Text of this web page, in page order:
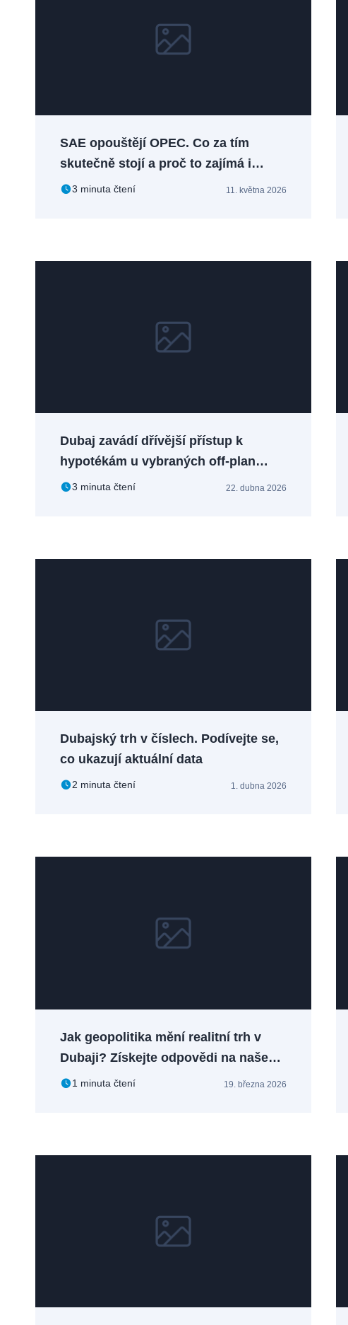
SAE opouštějí OPEC. Co za tím
skutečně stojí a proč to zajímá i
dubajský realitní trhy
3 minuta čtení 11. května 2026
Dubaj zavádí dřívější přístup k
hypotékám u vybraných off-plan
projektů
3 minuta čtení 22. dubna 2026
Dubajský trh v číslech. Podívejte se,
co ukazují aktuální data
2 minuta čtení 1. dubna 2026
Jak geopolitika mění realitní trh v
Dubaji? Získejte odpovědi na našem
webináři
1 minuta čtení 19. března 2026